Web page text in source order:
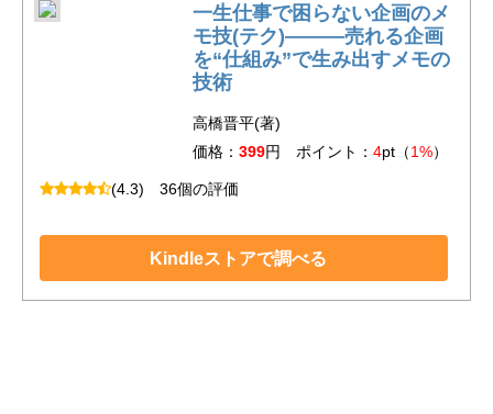
一生仕事で困らない企画のメ
モ技(テク)―――売れる企画
を“仕組み”で生み出すメモの
技術
高橋晋平(著)
価格： 399円 ポイント： 4pt（1%）
(4.3) 36個の評価
Kindleストアで調べる